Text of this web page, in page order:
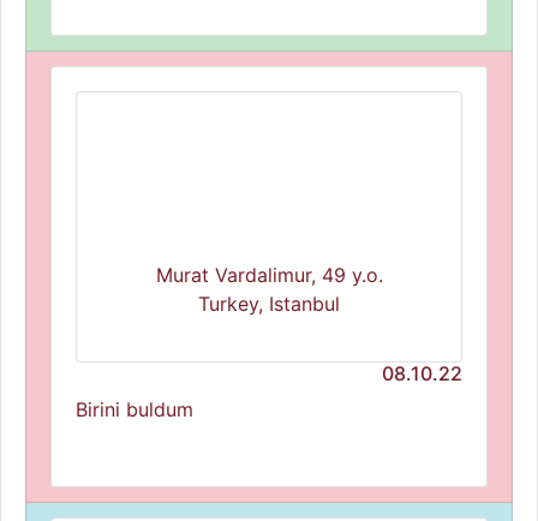
Murat Vardalimur, 49 y.o.
Turkey, Istanbul
08.10.22
Birini buldum